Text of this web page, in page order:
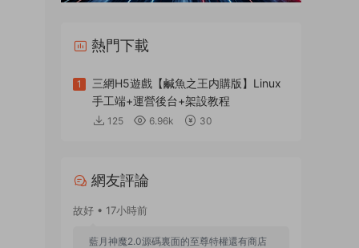
熱門下載
1
三網H5遊戲【鹹魚之王内購版】Linux
手工端+運營後台+架設教程
125 6.96k 30
網友評論
故好 • 17小時前
藍月神魔2.0源碼裏面的至尊特權還有商店